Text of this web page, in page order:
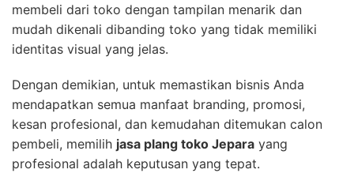
membeli dari toko dengan tampilan menarik dan
mudah dikenali dibanding toko yang tidak memiliki
identitas visual yang jelas.
Dengan demikian, untuk memastikan bisnis Anda
mendapatkan semua manfaat branding, promosi,
kesan profesional, dan kemudahan ditemukan calon
pembeli, memilih jasa plang toko Jepara yang
profesional adalah keputusan yang tepat.